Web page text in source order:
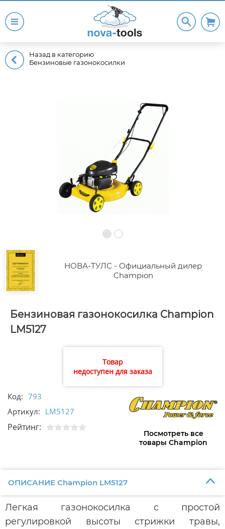
Назад в категорию
Бензиновые газонокосилки
НОВА-ТУЛС - Официальный дилер
Champion
Бензиновая газонокосилка Champion
LM5127
Товар
недоступен для заказа
Код: 793
Артикул: LM5127
Рейтинг:
Посмотреть все
товары Champion
ОПИСАНИЕ Champion LM5127
Легкая газонокосилка с простой
регулировкой высоты стрижки травы,